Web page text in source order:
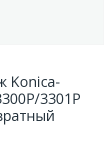
Konica-
3301P